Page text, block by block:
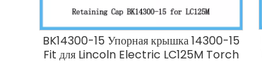
BK14300-15 Упорная крышка 14300-15
Fit для Lincoln Electric LC125M Torch